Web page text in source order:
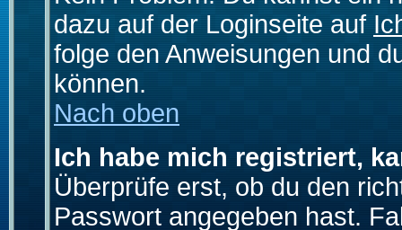
dazu auf der Loginseite auf
folge den Anweisungen und
können.
Nach oben
Ich habe mich registriert,
Überprüfe erst, ob du den
Passwort angegeben hast.